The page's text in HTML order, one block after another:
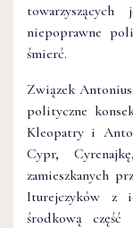
niepoprawne
śmierć.
Związek
polityczne
Kleopatry i
Cypr,
zamieszkanych
Iturejczyków z
środkową